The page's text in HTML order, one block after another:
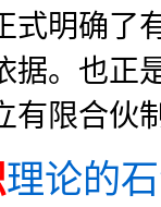
式明确了
据。也正
有限合伙
理论的